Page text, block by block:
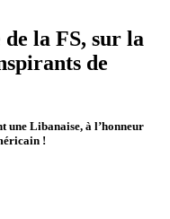
la FS, sur la
de
une Libanaise, à l’honneur
!